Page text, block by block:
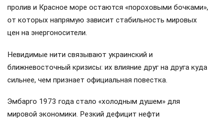
пролив и Красное море остаются «пороховыми бочками»,
от которых напрямую зависит стабильность мировых
цен на энергоносители.
Невидимые нити связывают украинский и
ближневосточный кризисы: их влияние друг на друга куда
сильнее, чем признает официальная повестка.
Эмбарго 1973 года стало «холодным душем» для
мировой экономики. Резкий дефицит нефти